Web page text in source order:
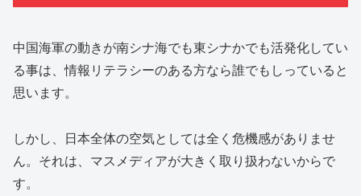
中国海軍の動きが南シナ海でも東シナかでも活発化してい
る事は、情報リテラシーのある方なら誰でもしっていると
思います。
しかし、日本全体の空気としては全く危機感がありませ
ん。それは、マスメディアが大きく取り扱わないからで
す。